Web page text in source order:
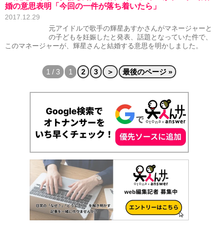
婚の意思表明「今回の一件が落ち着いたら」
2017.12.29
元アイドルで歌手の輝星あすかさんがマネージャーと
の子どもを妊娠したと発表、話題となっていた件で、
このマネージャーが、輝星さんと結婚する意思を明かしました。
1 / 3 1 2 3 ＞ 最後のページ »